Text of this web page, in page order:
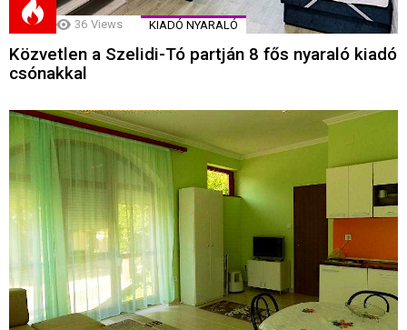
36 Views KIADÓ NYARALÓ
Közvetlen a Szelidi-Tó partján 8 fős nyaraló kiadó
csónakkal